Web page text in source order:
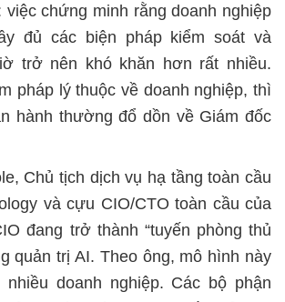
chứng minh rằng doanh nghiệp
đủ các biện pháp kiểm soát và
trở nên khó khăn hơn rất nhiều.
pháp lý thuộc về doanh nghiệp, thì
hành thường đổ dồn về Giám đốc
Chủ tịch dịch vụ hạ tầng toàn cầu
và cựu CIO/CTO toàn cầu của
đang trở thành “tuyến phòng thủ
quản trị AI. Theo ông, mô hình này
doanh nghiệp. Các bộ phận